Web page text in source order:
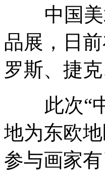
中国美术
品展，日
罗斯、捷
此次“中
地为东欧
参与画家